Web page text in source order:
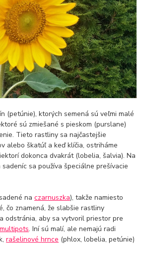
(petúnie), ktorých semená sú veľmi malé
sú zmiešané s pieskom (purslane)
Tieto rastliny sa najčastejšie
alebo škatúľ a keď klíčia, ostriháme
dokonca dvakrát (lobelia, šalvia). Na
sa používa špeciálne prešívacie
naczarnuszka), takže namiesto
čo znamená, že slabšie rastliny
odstránia, aby sa vytvoril priestor pre
multipots. Iní sú malí, ale nemajú radi
rašelinové hrnce (phlox, lobelia, petúnie)